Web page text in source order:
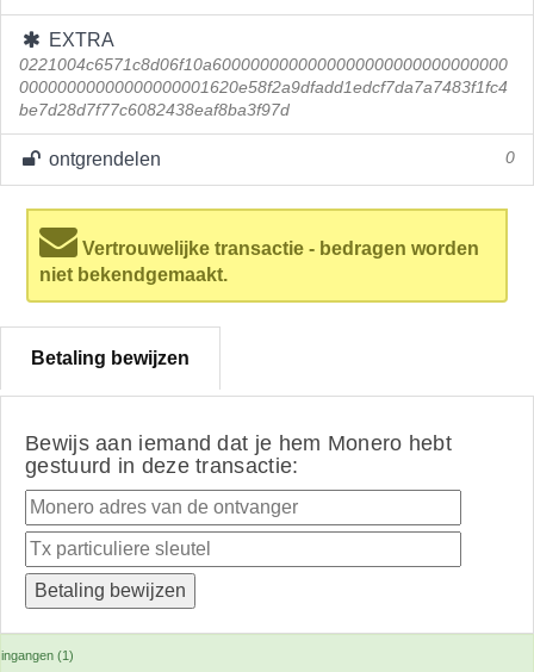
EXTRA
0221004c6571c8d06f10a6000000000000000000000000000000
00000000000000000001620e58f2a9dfadd1edcf7da7a7483f1fc4
be7d28d7f77c6082438eaf8ba3f97d
ontgrendelen 0
Vertrouwelijke transactie - bedragen worden
niet bekendgemaakt.
Betaling bewijzen
Bewijs aan iemand dat je hem Monero hebt
gestuurd in deze transactie:
ingangen (1)